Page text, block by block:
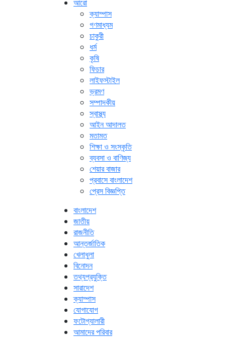
আরো
ক্যাম্পাস
গণমাধ্যম
চাকুরী
ধর্ম
কৃষি
ফিচার
লাইফস্টাইল
ভ্রমণ
সম্পাদকীয়
স্বাস্থ্য
আইন আদালত
মতামত
শিক্ষা ও সংস্কৃতি
ব্যবসা ও বাণিজ্য
শেয়ার বাজার
প্রবাসে বাংলাদেশ
প্রেস বিজ্ঞপ্তি
বাংলাদেশ
জাতীয়
রাজনীতি
আন্তর্জাতিক
খেলাধুলা
বিনোদন
তথ্যপ্রযুক্তি
সারাদেশ
ক্যাম্পাস
যোগাযোগ
ফটোগ্যালারী
আমাদের পরিবার